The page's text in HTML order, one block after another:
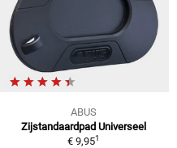
ABUS
Zijstandaardpad Universeel
€ 9,951